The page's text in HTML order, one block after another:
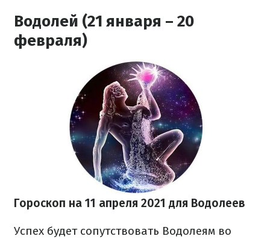
Водолей (21 января – 20
февраля)
Гороскоп на 11 апреля 2021 для Водолеев
Успех будет сопутствовать Водолеям во